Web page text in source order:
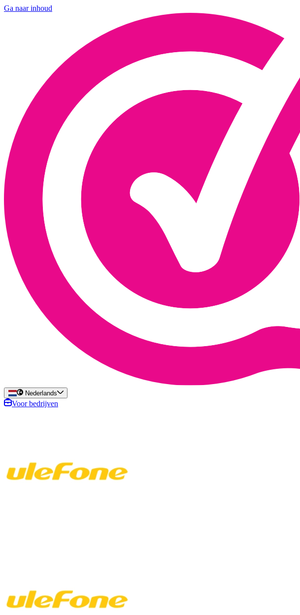
Ga naar inhoud
Nederlands
Voor bedrijven